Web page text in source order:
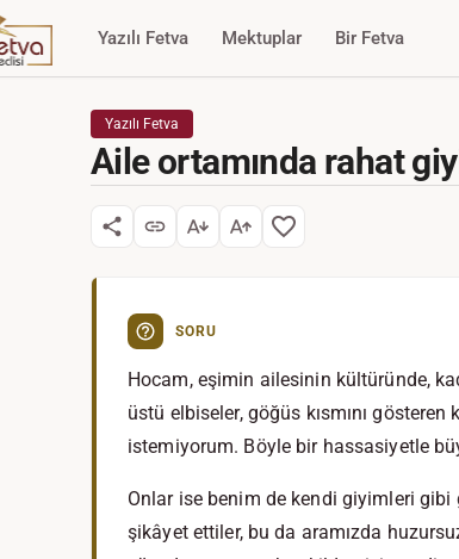
Yazılı Fetva Mektuplar Bir Fetva
Yazılı Fetva
Aile ortamında rahat
SORU
Hocam, eşimin ailesinin kültüründe,
üstü elbiseler, göğüs kısmını
istemiyorum. Böyle bir hassasiyetle
Onlar ise benim de kendi giyimleri
şikâyet ettiler, bu da aramızda